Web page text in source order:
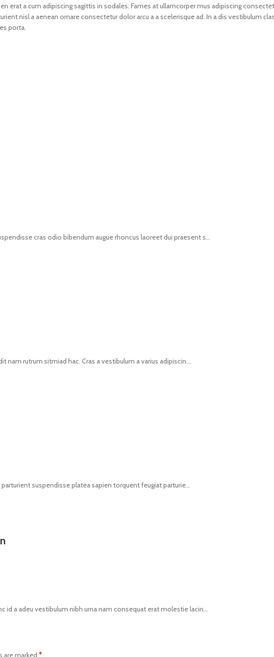
erat a cum adipiscing sagittis in sodales. Fames at ullamcorper mus adipiscing
nisl a aenean ornare consectetur dolor arcu a a scelerisque ad. In a dis vestibulum
porta.
cras odio bibendum augue rhoncus laoreet dui praesent s...
rutrum sitmiad hac. Cras a vestibulum a varius adipiscin...
suspendisse platea sapien torquent feugiat parturie...
a adeu vestibulum nibh urna nam consequat erat molestie lacin...
are marked *